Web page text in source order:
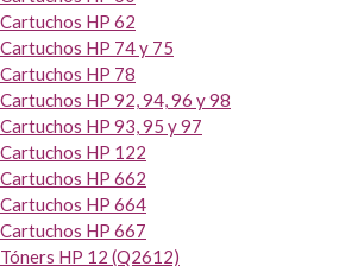
Cartuchos HP 62
Cartuchos HP 74 y 75
Cartuchos HP 78
Cartuchos HP 92, 94, 96 y 98
Cartuchos HP 93, 95 y 97
Cartuchos HP 122
Cartuchos HP 662
Cartuchos HP 664
Cartuchos HP 667
Tóners HP 12 (Q2612)